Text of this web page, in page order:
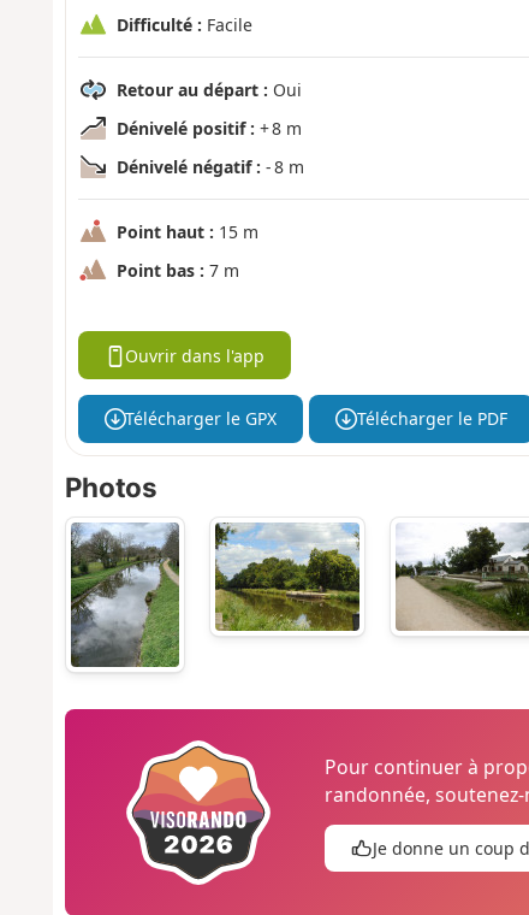
Difficulté : Facile
Retour au départ : Oui
Dénivelé positif : + 8 m
Dénivelé négatif : - 8 m
Point haut : 15 m
Point bas : 7 m
Ouvrir dans l'app
Télécharger le GPX Télécharger le PDF
Photos
Pour continuer à
randonnée,
Je donne un coup